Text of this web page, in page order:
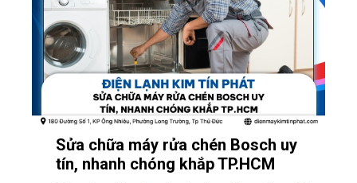
Sửa chữa máy rửa chén Bosch uy
tín, nhanh chóng khắp TP.HCM